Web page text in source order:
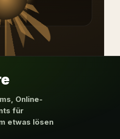
Online-
für
etwas lösen